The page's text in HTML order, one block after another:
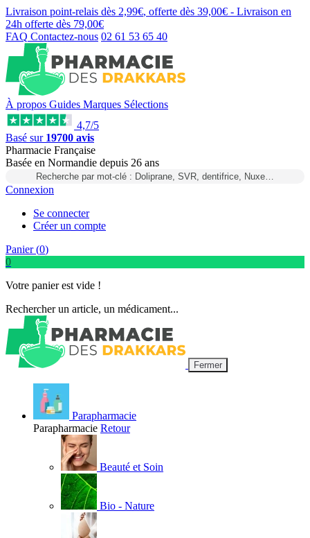
Livraison point-relais dès 2,99€, offerte dès 39,00€ - Livraison en
24h offerte dès 79,00€
FAQ Contactez-nous 02 61 53 65 40
À propos Guides Marques Sélections
4,7/5
Basé sur 19700 avis
Pharmacie Française
Basée en Normandie depuis 26 ans
Recherche par mot-clé : Doliprane, SVR, dentifrice, Nuxe…
Connexion
Se connecter
Créer un compte
Panier (0)
0
Votre panier est vide !
Rechercher un article, un médicament...
Fermer
Parapharmacie
Parapharmacie Retour
Beauté et Soin
Bio - Nature